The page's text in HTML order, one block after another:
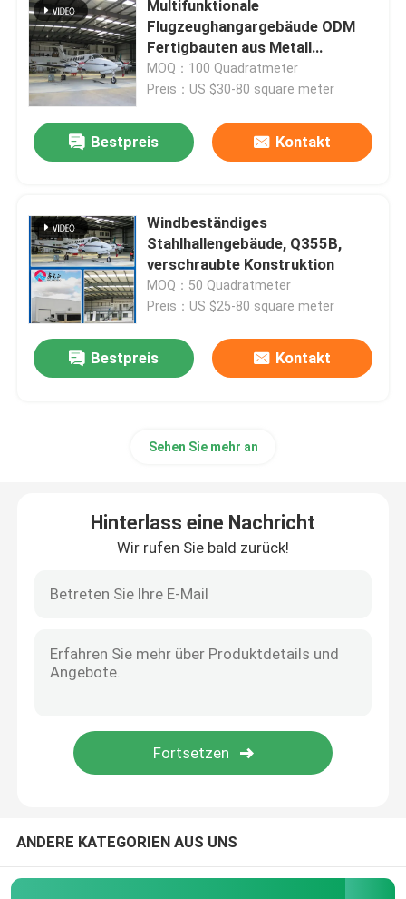
Vorgefertigte Häuser aus Stahl
Stahlbaustoff
Eischicht-Hühnerkäfig
Hühnerkäfig für Broiler
Bodenanlage für Broiler
Multifunktionale
Flugzeughangargebäude ODM
Fertigbauten aus Metall
Bürogebäude
MOQ：100 Quadratmeter
Preis：US $30-80 square meter
Bestpreis Kontakt
Windbeständiges
Stahlhallengebäude, Q355B,
verschraubte Konstruktion
MOQ：50 Quadratmeter
Preis：US $25-80 square meter
Bestpreis Kontakt
Sehen Sie mehr an
Hinterlass eine Nachricht
Wir rufen Sie bald zurück!
ANDERE KATEGORIEN AUS UNS